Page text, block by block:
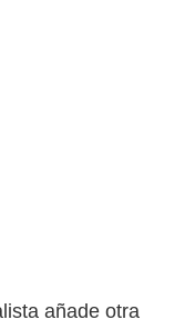
añade otra